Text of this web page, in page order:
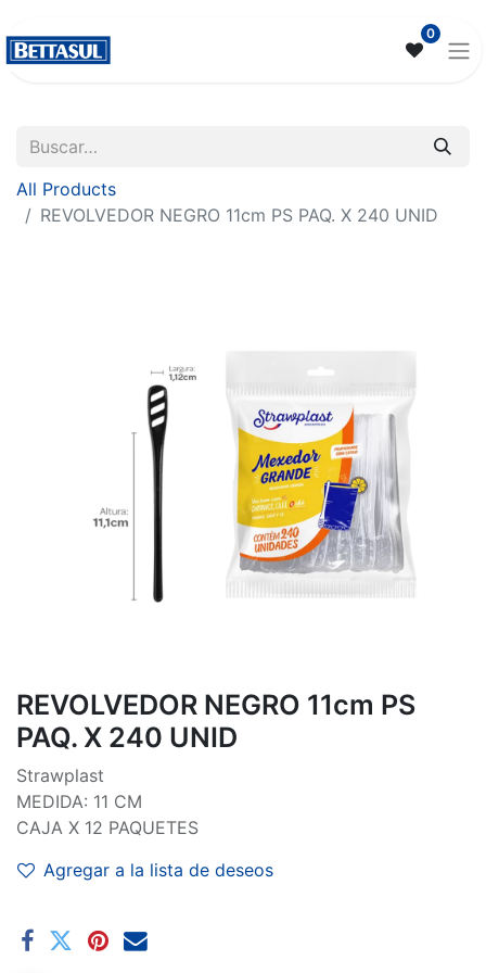
0
All Products
REVOLVEDOR NEGRO 11cm PS PAQ. X 240 UNID
REVOLVEDOR NEGRO 11cm PS
PAQ. X 240 UNID
Strawplast
MEDIDA: 11 CM
CAJA X 12 PAQUETES
Agregar a la lista de deseos